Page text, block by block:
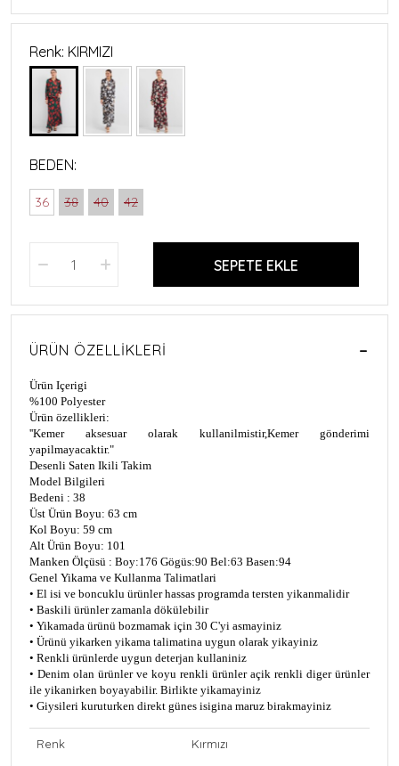
Renk: KIRMIZI
BEDEN:
36 38 40 42
SEPETE EKLE
ÜRÜN ÖZELLIKLERI
Ürün Içerigi
%100 Polyester
Ürün özellikleri:
''Kemer aksesuar olarak kullanilmistir,Kemer gönderimi
yapilmayacaktir."
Desenli Saten Ikili Takim
Model Bilgileri
Bedeni : 38
Üst Ürün Boyu: 63 cm
Kol Boyu: 59 cm
Alt Ürün Boyu: 101
Manken Ölçüsü : Boy:176 Gögüs:90 Bel:63 Basen:94
Genel Yikama ve Kullanma Talimatlari
• El isi ve boncuklu ürünler hassas programda tersten yikanmalidir
• Baskili ürünler zamanla dökülebilir
• Yikamada ürünü bozmamak için 30 C'yi asmayiniz
• Ürünü yikarken yikama talimatina uygun olarak yikayiniz
• Renkli ürünlerde uygun deterjan kullaniniz
• Denim olan ürünler ve koyu renkli ürünler açik renkli diger ürünler
ile yikanirken boyayabilir. Birlikte yikamayiniz
• Giysileri kuruturken direkt günes isigina maruz birakmayiniz
Renk Kırmızı